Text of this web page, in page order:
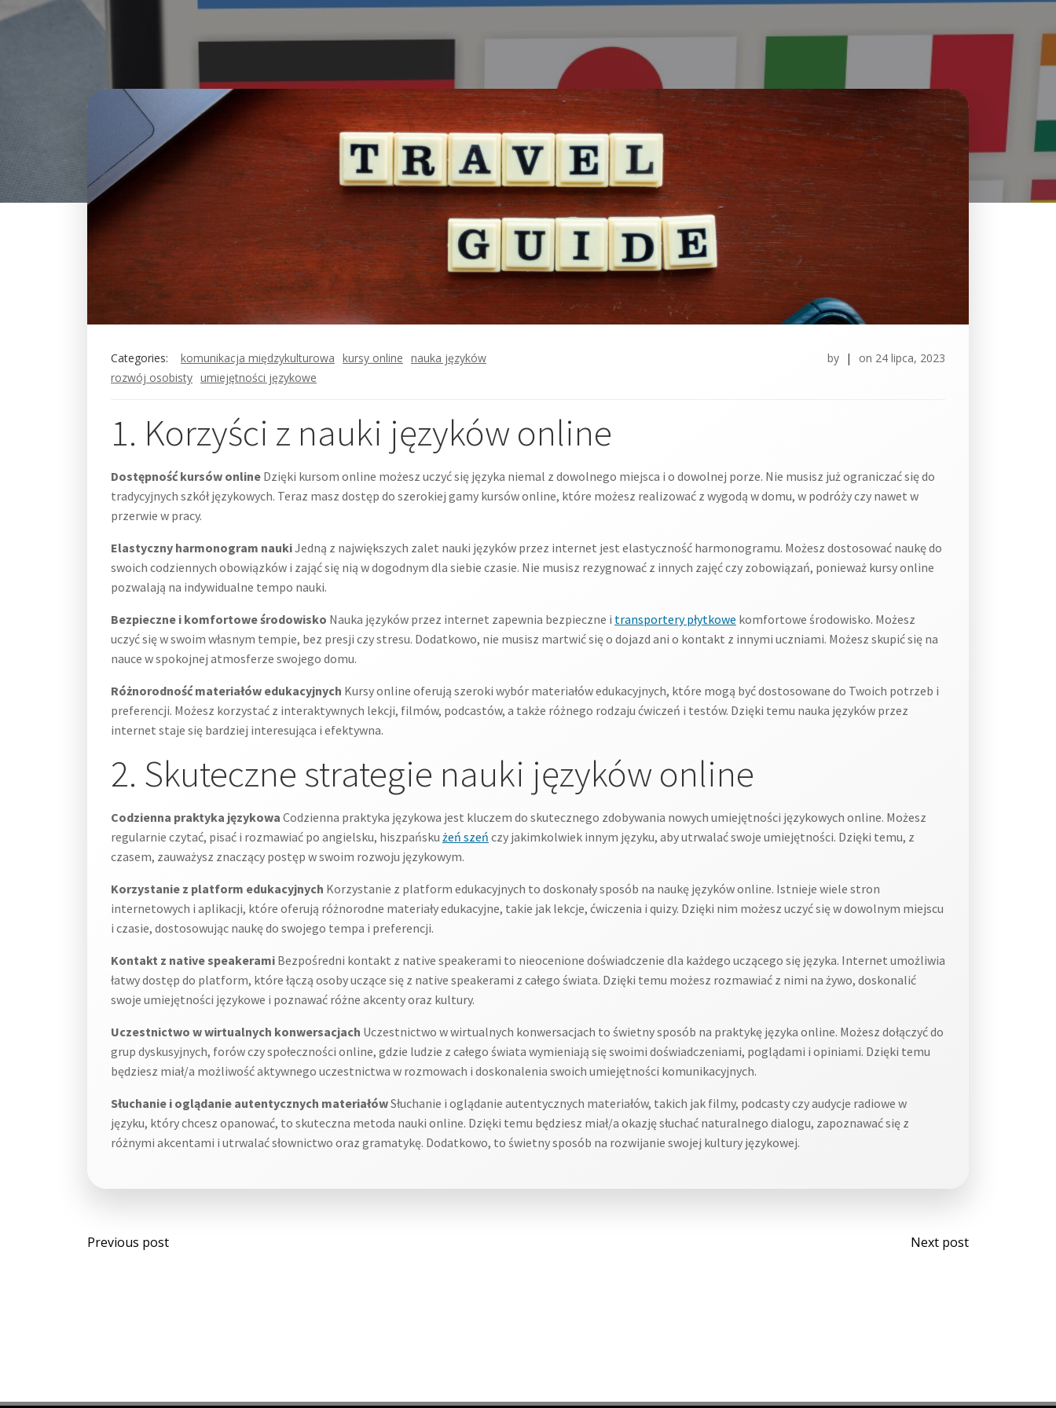
Categories: komunikacja międzykulturowa kursy online nauka języków
rozwój osobisty umiejętności językowe
by | on 24 lipca, 2023
1. Korzyści z nauki języków online
Dostępność kursów online Dzięki kursom online możesz uczyć się języka niemal z dowolnego miejsca i o dowolnej porze. Nie musisz już ograniczać się do
tradycyjnych szkół językowych. Teraz masz dostęp do szerokiej gamy kursów online, które możesz realizować z wygodą w domu, w podróży czy nawet w
przerwie w pracy.
Elastyczny harmonogram naukiJedną z największych zalet nauki języków przez internet jest elastyczność harmonogramu. Możesz dostosować naukę do
swoich codziennych obowiązków i zająć się nią w dogodnym dla siebie czasie. Nie musisz rezygnować z innych zajęć czy zobowiązań, ponieważ kursy online
pozwalają na indywidualne tempo nauki.
Bezpieczne i komfortowe środowisko Nauka języków przez internet zapewnia bezpieczne i transportery płytkowe komfortowe środowisko. Możesz
uczyć się w swoim własnym tempie, bez presji czy stresu. Dodatkowo, nie musisz martwić się o dojazd ani o kontakt z innymi uczniami. Możesz skupić się na
nauce w spokojnej atmosferze swojego domu.
Różnorodność materiałów edukacyjnych Kursy online oferują szeroki wybór materiałów edukacyjnych, które mogą być dostosowane do Twoich potrzeb i
preferencji. Możesz korzystać z interaktywnych lekcji, filmów, podcastów, a także różnego rodzaju ćwiczeń i testów. Dzięki temu nauka języków przez
internet staje się bardziej interesująca i efektywna.
2. Skuteczne strategie nauki języków online
Codzienna praktyka językowa Codzienna praktyka językowa jest kluczem do skutecznego zdobywania nowych umiejętności językowych online. Możesz
regularnie czytać, pisać i rozmawiać po angielsku, hiszpańsku żeń szeń czy jakimkolwiek innym języku, aby utrwalać swoje umiejętności. Dzięki temu, z
czasem, zauważysz znaczący postęp w swoim rozwoju językowym.
Korzystanie z platform edukacyjnych Korzystanie z platform edukacyjnych to doskonały sposób na naukę języków online. Istnieje wiele stron
internetowych i aplikacji, które oferują różnorodne materiały edukacyjne, takie jak lekcje, ćwiczenia i quizy. Dzięki nim możesz uczyć się w dowolnym miejscu
i czasie, dostosowując naukę do swojego tempa i preferencji.
Kontakt z native speakerami Bezpośredni kontakt z native speakerami to nieocenione doświadczenie dla każdego uczącego się języka. Internet umożliwia
łatwy dostęp do platform, które łączą osoby uczące się z native speakerami z całego świata. Dzięki temu możesz rozmawiać z nimi na żywo, doskonalić
swoje umiejętności językowe i poznawać różne akcenty oraz kultury.
Uczestnictwo w wirtualnych konwersacjach Uczestnictwo w wirtualnych konwersacjach to świetny sposób na praktykę języka online. Możesz dołączyć do
grup dyskusyjnych, forów czy społeczności online, gdzie ludzie z całego świata wymieniają się swoimi doświadczeniami, poglądami i opiniami. Dzięki temu
będziesz miał/a możliwość aktywnego uczestnictwa w rozmowach i doskonalenia swoich umiejętności komunikacyjnych.
Słuchanie i oglądanie autentycznych materiałówSłuchanie i oglądanie autentycznych materiałów, takich jak filmy, podcasty czy audycje radiowe w
języku, który chcesz opanować, to skuteczna metoda nauki online. Dzięki temu będziesz miał/a okazję słuchać naturalnego dialogu, zapoznawać się z
różnymi akcentami i utrwalać słownictwo oraz gramatykę. Dodatkowo, to świetny sposób na rozwijanie swojej kultury językowej.
Post
Previous post
Post
Next post